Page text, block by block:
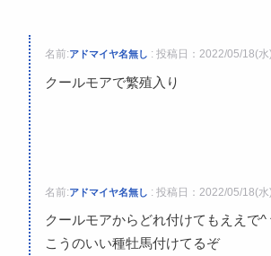
名前:アドマイヤ名無し : 投稿日：2022/05/18(
クールモアで繁殖入り
名前:アドマイヤ名無し : 投稿日：2022/05/18(
クールモアからどれ付けてもええで^
こうのいい種牡馬付けてるぞ